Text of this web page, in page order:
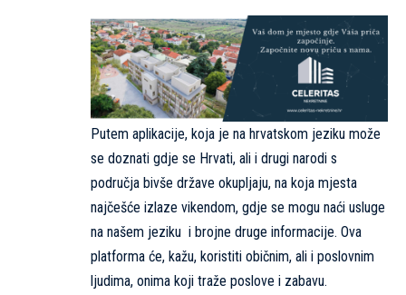
Putem aplikacije, koja je na hrvatskom jeziku može
se doznati gdje se Hrvati, ali i drugi narodi s
područja bivše države okupljaju, na koja mjesta
najčešće izlaze vikendom, gdje se mogu naći usluge
na našem jeziku i brojne druge informacije. Ova
platforma će, kažu, koristiti običnim, ali i poslovnim
ljudima, onima koji traže poslove i zabavu.